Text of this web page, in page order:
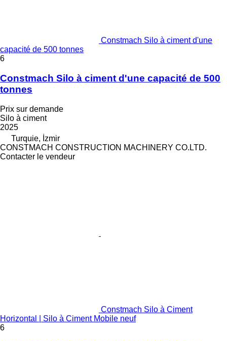
Constmach Silo à ciment d'une
capacité de 500 tonnes
6
Constmach Silo à ciment d'une capacité de 500
tonnes
Prix sur demande
Silo à ciment
2025
Turquie, İzmir
CONSTMACH CONSTRUCTION MACHINERY CO.LTD.
Contacter le vendeur
Constmach Silo à Ciment
Horizontal | Silo à Ciment Mobile neuf
6